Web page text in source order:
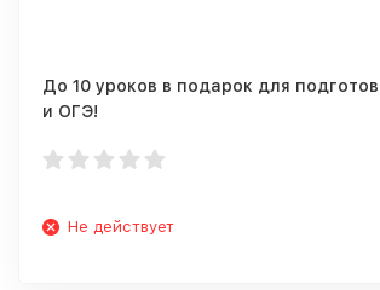
До 10 уроков в подарок для
и ОГЭ!
Не действует